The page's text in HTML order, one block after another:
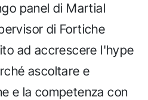
panel di Martial
di Fortiche
ad accrescere l'hype
ascoltare e
e la competenza con